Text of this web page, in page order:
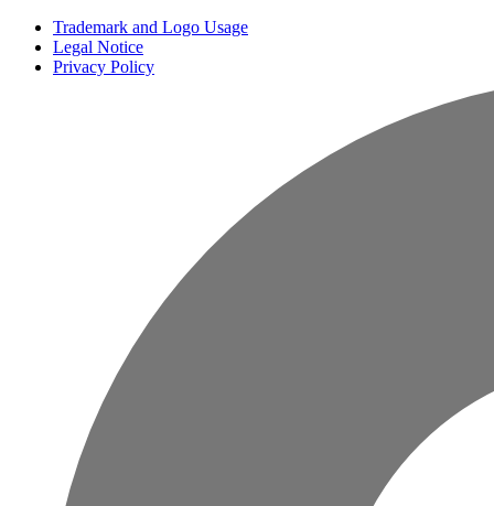
Trademark and Logo Usage
Legal Notice
Privacy Policy